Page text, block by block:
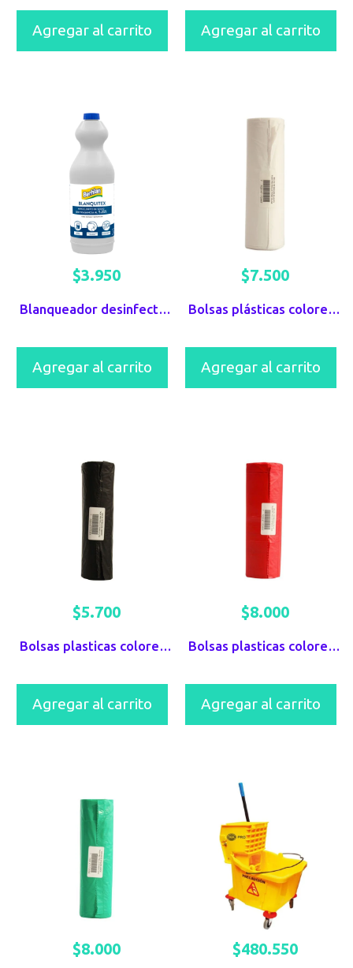
Agregar al carrito Agregar al carrito
Blanqueador desinfectante Berhlan
$3.950
Agregar al carrito
Bolsas plásticas colores Task Pro Blancas x 10 UND
$7.500
Agregar al carrito
Bolsas plasticas colores Task Pro Negras x 10 UND 70X90
$5.700
Agregar al carrito
Bolsas plasticas colores Task Pro Rojas x 10 UND 70X90
$8.000
Agregar al carrito
$8.000 $480.550